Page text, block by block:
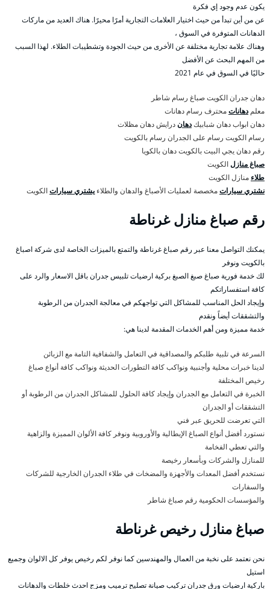
يكون عدم وجود إي فكرة
عن من أين تبدأ من حيث اختيار العلامات التجارية أمرًا محيرًا. هناك العديد من ماركات
الدهانات المتوفرة في السوق ،
وهناك علامة تجارية مختلفة عن الأخرى من حيث الجودة وتشطيبات الطلاء. لهذا السبب
من المهم البحث عن الأفضل
حاليًا في السوق في عام 2021
دهان جدران الكويت صباغ رسام شاطر
معلمدهاناتمحترف رسام دهانات
دهان ابواب دهان شبابيكدهاندرايش دهان مظلات
رسام الكويت رسام على الجدران رسام بالكويت
رقم دهان يجي البيت بالكويت دهان بالكويا
صباغ منازلالكويت
طلاء منازل الكويت
نشتري سياراتمخصصة لعمليات الأصباغ والدهان والطلاءيشتري سياراتالكويت
رقم صباغ منازل غرناطة
يمكنك التواصل معنا عبر رقم صباغ غرناطة والتمتع بالميزات الخاصة لدى شركة اصباغ
بالكويت ونوفر
لك خدمة فورية صباغ صبغ الصبغ بركية ارضيات تلبيس جدران باقل الاسعار والرد على
كافة استفساراتكم
وإيجاد الحل المناسب للمشاكل التي تواجهكم في معالجة الجدران من الرطوبة
والتشققات أيضاً ونقدم
خدمة مميزة ومن أهم الخدمات المقدمة لدينا هي:
السرعة في تلبية طلبكم والمصداقية في التعامل والشفافية التامة مع الزبائن
لدينا خبرات محلية وأجنبية ونواكب كافة التطورات الحديثة ونواكب كافة أنواع صباغ
رخيص المختلفة
الخبرة في التعامل مع الجدران وإيجاد كافة الحلول للمشاكل الجدران من الرطوبة أو
التشققات أو الجدران
التي تعرضت للحريق عبر فني
نستورد أفضل أنواع الصباغ الإيطالية والأوروبية ونوفر كافة الألوان المميزة والزاهية
والتي تعطي الفخامة
للمنازل والشركات وبأسعار رخيصة
نستخدم أفضل المعدات والأجهزة والمضخات في طلاء الجدران الخارجية للشركات
والسفارات
والمؤسسات الحكومية رقم صباغ شاطر
صباغ منازل رخيص غرناطة
نحن نعتمد على نخبة من العمال والمهندسين كما نوفر لكم رخيص يوفر كل الالوان وجميع
استيل
باركية ارضيات ورق جدران تركيب صيانة تصليح ترميب ومزج احدث خلطات والدهانات